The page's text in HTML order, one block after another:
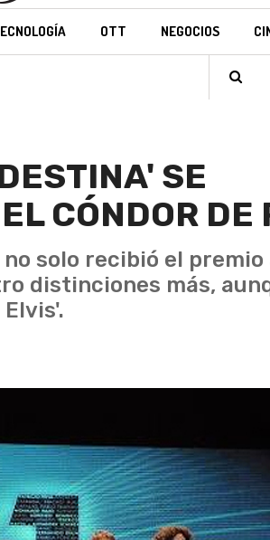
OTT NEGOCIOS
SE
CÓNDOR DE
solo recibió el premio
distinciones más,